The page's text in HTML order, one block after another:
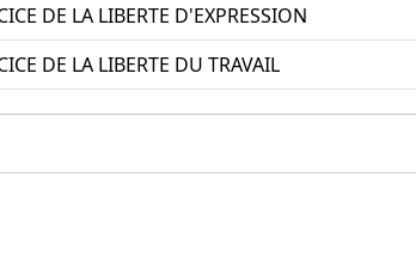
DE LA LIBERTE D'EXPRESSION
DE LA LIBERTE DU TRAVAIL